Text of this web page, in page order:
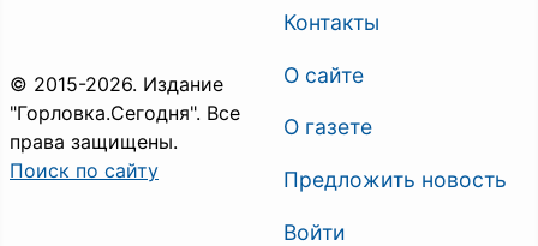
© 2015-2026. Издание
"Горловка.Сегодня". Все
права защищены.
Поиск по сайту
Контакты
О сайте
О газете
Предложить новость
Войти